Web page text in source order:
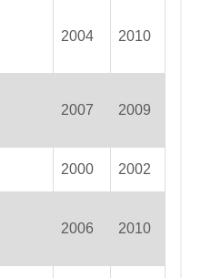
2004 2010
2007 2009
2000 2002
2006 2010